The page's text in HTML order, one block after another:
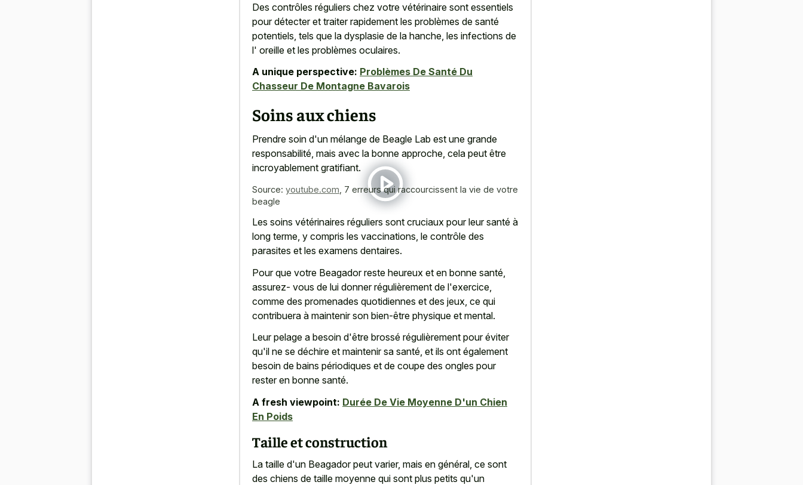
Des contrôles réguliers chez votre vétérinaire sont essentiels
pour détecter et traiter rapidement les problèmes de santé
potentiels, tels que la dysplasie de la hanche, les infections de
l' oreille et les problèmes oculaires.
A unique perspective: Problèmes De Santé Du
Chasseur De Montagne Bavarois
Soins aux chiens
Prendre soin d'un mélange de Beagle Lab est une grande
responsabilité, mais avec la bonne approche, cela peut être
incroyablement gratifiant.
Source: youtube.com 7 erreurs qui raccourcissent la vie de votre
beagle
Les soins vétérinaires réguliers sont cruciaux pour leur santé à
long terme, y compris les vaccinations, le contrôle des
parasites et les examens dentaires.
Pour que votre Beagador reste heureux et en bonne santé,
assurez- vous de lui donner régulièrement de l'exercice,
comme des promenades quotidiennes et des jeux, ce qui
contribuera à maintenir son bien-être physique et mental.
Leur pelage a besoin d'être brossé régulièrement pour éviter
qu'il ne se déchire et maintenir sa santé, et ils ont également
besoin de bains périodiques et de coupe des ongles pour
rester en bonne santé.
A fresh viewpoint: Durée De Vie Moyenne D'un Chien
En Poids
Taille et construction
La taille d'un Beagador peut varier, mais en général, ce sont
des chiens de taille moyenne qui sont plus petits qu'un